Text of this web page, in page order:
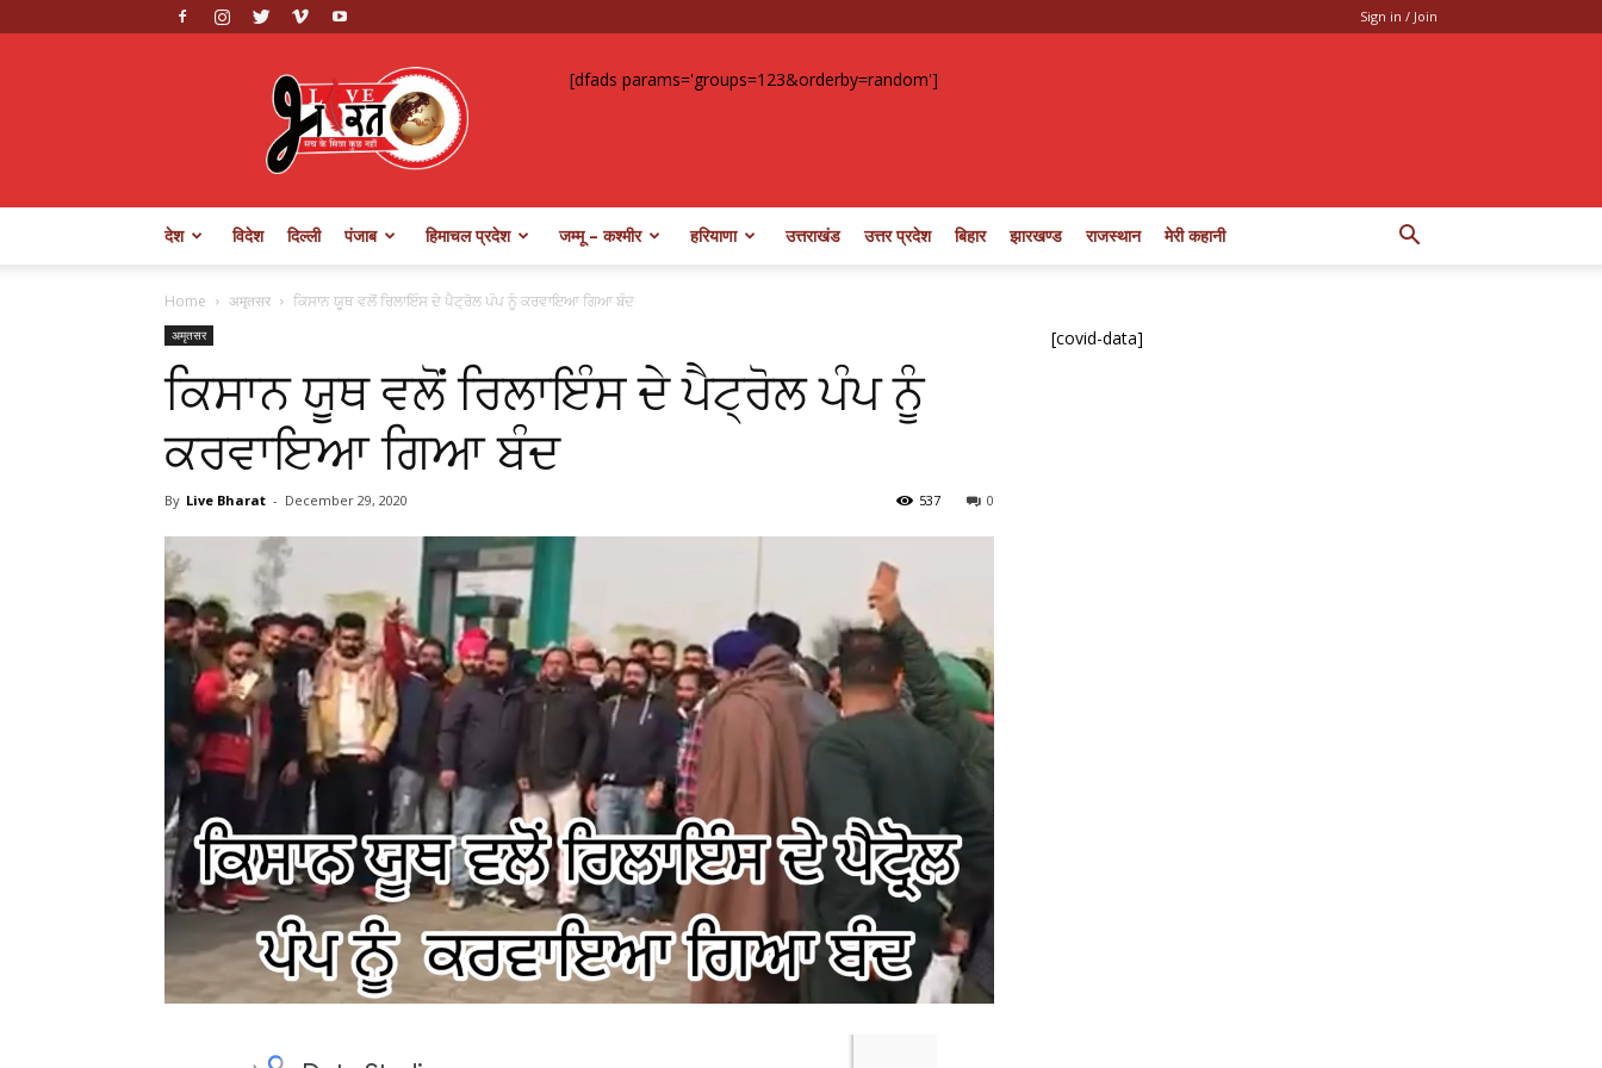
Sign in / Join
Live
Bharat
[dfads params='groups=123&orderby=random']
देश विदेश दिल्ली पंजाब हिमाचल प्रदेश जम्मू – कश्मीर हरियाणा उत्तराखंड उत्तर प्रदेश बिहार झारखण्ड राजस्थान मेरी कहानी
Home अमृतसर ਕਿਸਾਨ ਯੂਥ ਵਲੋਂ ਰਿਲਾਇੰਸ ਦੇ ਪੈਟ੍ਰੋਲ ਪੰਪ ਨੂੰ ਕਰਵਾਇਆ ਗਿਆ ਬੰਦ
अमृतसर
ਕਿਸਾਨ ਯੂਥ ਵਲੋਂ ਰਿਲਾਇੰਸ ਦੇ ਪੈਟ੍ਰੋਲ ਪੰਪ ਨੂੰ
ਕਰਵਾਇਆ ਗਿਆ ਬੰਦ
By Live Bharat - December 29, 2020 0
537
[covid-data]